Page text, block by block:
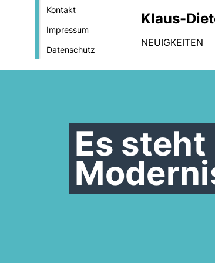
Kontakt
Impressum
Datenschutz
Klaus-
NEUIGKEITEN
Es steht